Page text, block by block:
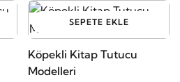
SEPETE EKLE
Köpekli Kitap Tutucu
Modelleri